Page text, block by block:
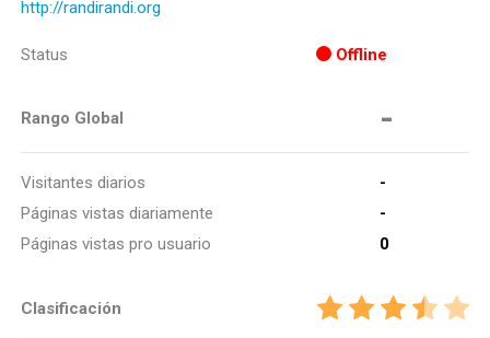
http://randirandi.org
Status Offline
Rango Global -
Visitantes diarios
-
Páginas vistas diariamente
-
Páginas vistas pro usuario
0
Clasificación